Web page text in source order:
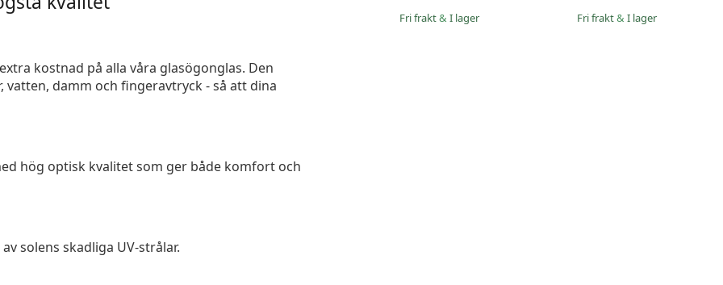
Fri frakt& I lager Fri frakt& I lager
kostnad på alla våra glasögonglas. Den
damm och fingeravtryck - så att dina
hög optisk kvalitet som ger både komfort och
solens skadliga UV-strålar.